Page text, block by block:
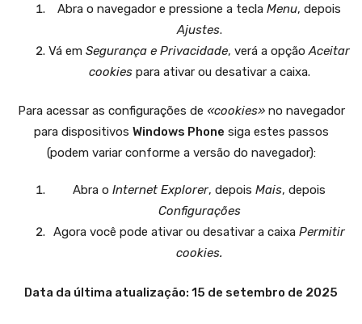
Abra o navegador e pressione a tecla Menu, depois
Ajustes.
Vá em Segurança e Privacidade, verá a opção Aceitar
cookiespara ativar ou desativar a caixa.
Para acessar as configurações de «cookies»no navegador
para dispositivos Windows Phone siga estes passos
(podem variar conforme a versão do navegador):
Abra o Internet Explorer, depois Mais, depois
Configurações
Agora você pode ativar ou desativar a caixa Permitir
cookies.
Data da última atualização: 15 de setembro de 2025